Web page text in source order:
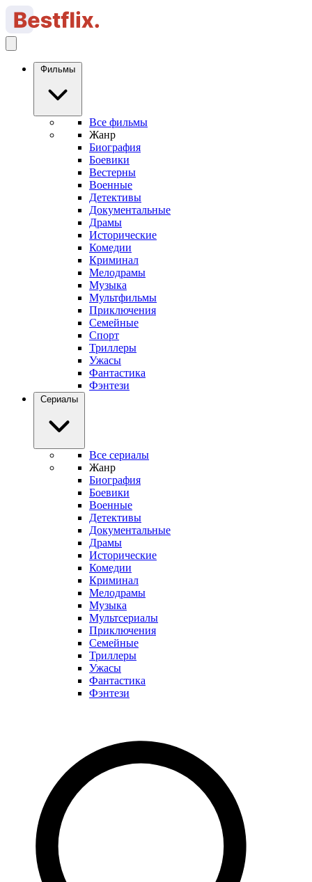
Фильмы
Все фильмы
Жанр
Биография
Боевики
Вестерны
Военные
Детективы
Документальные
Драмы
Исторические
Комедии
Криминал
Мелодрамы
Музыка
Мультфильмы
Приключения
Семейные
Спорт
Триллеры
Ужасы
Фантастика
Фэнтези
Сериалы
Все сериалы
Жанр
Биография
Боевики
Военные
Детективы
Документальные
Драмы
Исторические
Комедии
Криминал
Мелодрамы
Музыка
Мультсериалы
Приключения
Семейные
Триллеры
Ужасы
Фантастика
Фэнтези